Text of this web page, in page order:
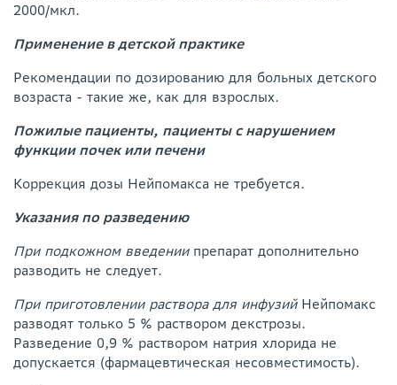
2000/мкл.
Применение в детской практике
Рекомендации по дозированию для больных детского
возраста - такие же, как для взрослых.
Пожилые пациенты, пациенты с нарушением
функции почек или печени
Коррекция дозы Нейпомакса не требуется.
Указания по разведению
При подкожном введении препарат дополнительно
разводить не следует.
При приготовлении раствора для инфузий Нейпомакс
разводят только 5 % раствором декстрозы.
Разведение 0,9 % раствором натрия хлорида не
допускается (фармацевтическая несовместимость).